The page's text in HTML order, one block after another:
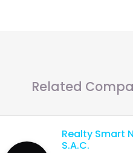
Related
Realty Smart
S.A.C.